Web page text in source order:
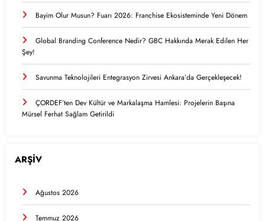
Bayim Olur Musun? Fuarı 2026: Franchise Ekosisteminde Yeni Dönem
Global Branding Conference Nedir? GBC Hakkında Merak Edilen Her
Şey!
Savunma Teknolojileri Entegrasyon Zirvesi Ankara’da Gerçekleşecek!
ÇORDEF’ten Dev Kültür ve Markalaşma Hamlesi: Projelerin Başına
Mürsel Ferhat Sağlam Getirildi
ARŞİV
Ağustos 2026
Temmuz 2026